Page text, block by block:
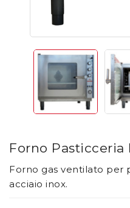
Forno Pasticceria
Forno gas ventilato per
acciaio inox.